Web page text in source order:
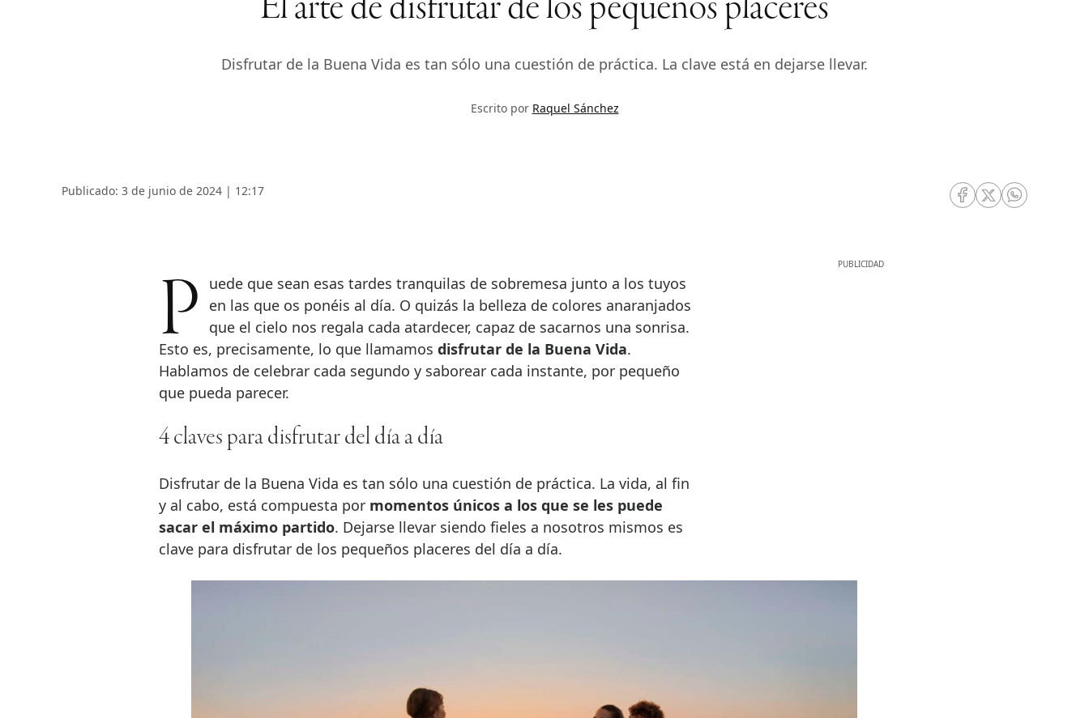
El arte de disfrutar de los pequeños placeres
Disfrutar de la Buena Vida es tan sólo una cuestión de práctica. La clave está en dejarse llevar.
Escrito por Raquel Sánchez
Publicado: 3 de junio de 2024 | 12:17
RRSS Facebook
RRSS Twitter
RRSS
Puede que sean esas tardes tranquilas de sobremesa junto a los tuyos
en las que os ponéis al día. O quizás la belleza de colores anaranjados
que el cielo nos regala cada atardecer, capaz de sacarnos una sonrisa.
Esto es, precisamente, lo que llamamos disfrutar de la Buena Vida.
Hablamos de celebrar cada segundo y saborear cada instante, por pequeño
que pueda parecer.
4 claves para disfrutar del día a día
Disfrutar de la Buena Vida es tan sólo una cuestión de práctica. La vida, al fin
y al cabo, está compuesta por momentos únicos a los que se les puede
sacar el máximo partido. Dejarse llevar siendo fieles a nosotros mismos es
clave para disfrutar de los pequeños placeres del día a día.